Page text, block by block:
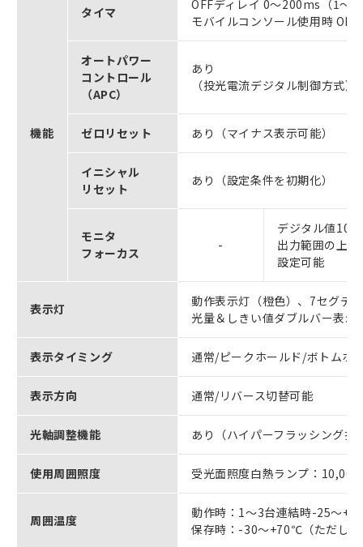
機能
タイマ
OFFディレイ 0～200ms（1～
モバイルコンソール使用時
オートパワー
コントロール
（APC）
あり
（投光電流デジタル制御方式）
ゼロリセット あり（マイナス表示可能）
イニシャル
リセット
あり（設定条件を初期化）
モニタ
フォーカス
-
デジタル値100
出力範囲の上
設定可能
表示灯
動作表示灯（橙色）、7セグデ
光量＆しきい値ダブルバー表
表示タイミング 通常/ピークホールド/ボトムホ
表示方向 通常/リバース切替可能
光軸調整機能 あり（ハイパーフラッシング投
使用周囲照度 受光面照度白熱ランプ：
周囲温度
動作時：1～3台連結時-25～
保存時：-30～+70℃（ただし